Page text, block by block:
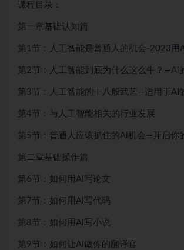
课程目录：
第一章基础认知篇
第1节：人工智能是普通人的机会-2023用
第2节：人工智能到底为什么这么牛？—Al
第3节：人工智能的十八般武艺—适用于AI
第4节：与人工智能相关的行业发展
第5节：普通人应该抓住的Al机会—开启你
第二章基础操作篇
第6节：如何用Al写论文
第7节：如何用Al写代码
第8节：如何用Al写小说
第9节：如何让Al做你的翻译官